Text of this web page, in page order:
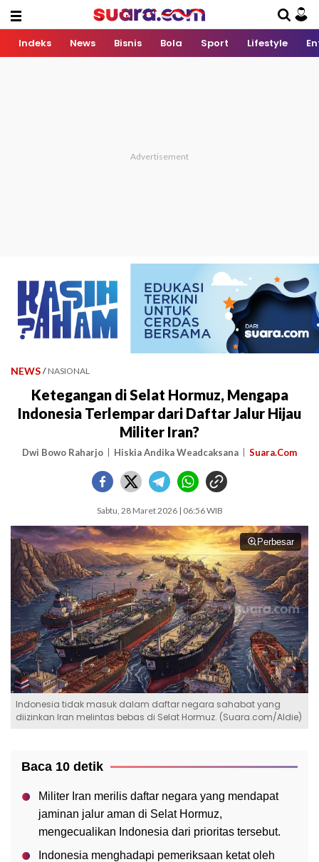
Indeks News Bisnis Bola Sport Lifestyle
NEWS / NASIONAL
Ketegangan di Selat Hormuz, Mengapa
Indonesia Terlempar dari Daftar Jalur Hijau
Militer Iran?
Dwi Bowo Raharjo Hiskia Andika Weadcaksana Suara.Com
Sabtu, 28 Maret 2026 | 06:56 WIB
Perbesar
Indonesia tidak masuk dalam daftar negara sahabat yang
diizinkan Iran melintas bebas di Selat Hormuz. (Suara.com/Aldie)
Baca 10 detik
Militer Iran merilis daftar negara yang mendapat
jaminan jalur aman di Selat Hormuz,
mengecualikan Indonesia dari prioritas tersebut.
Indonesia menghadapi pemeriksaan ketat oleh